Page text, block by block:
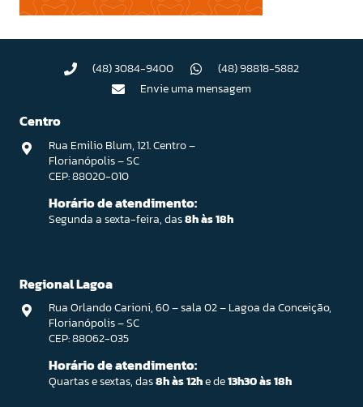
(48) 3084-9400
(48) 98818-5882
Envie uma mensagem
Centro
Rua Emilio Blum, 121. Centro –
Florianópolis – SC
CEP: 88020-010
Horário de atendimento:
Segunda a sexta-feira, das8h às 18h
Regional Lagoa
Rua Orlando Carioni, 60 – sala 02 – Lagoa da Conceição,
Florianópolis – SC
CEP: 88062-035
Horário de atendimento:
Quartas e sextas, das8h às 12he de13h30 às 18h